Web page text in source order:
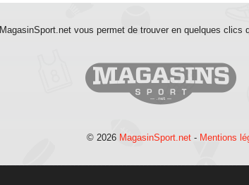
MagasinSport.net vous permet de trouver en quelques
© 2026 MagasinSport.net - Mentions